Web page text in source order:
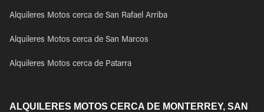
Alquileres Motos cerca de San Rafael Arriba
Alquileres Motos cerca de San Marcos
Alquileres Motos cerca de Patarra
ALQUILERES MOTOS CERCA DE MONTERREY, SAN